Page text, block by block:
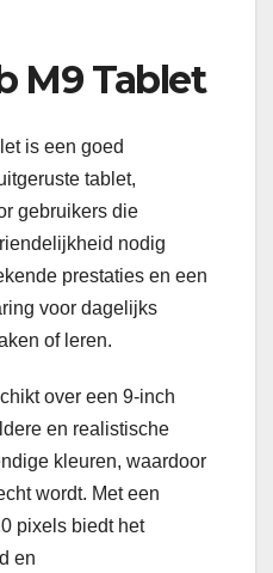
M9 Tablet
is een goed
tablet,
gebruikers die
nodig
prestaties en een
voor dagelijks
of leren.
over een 9-inch
en realistische
kleuren, waardoor
wordt. Met een
pixels biedt het
en